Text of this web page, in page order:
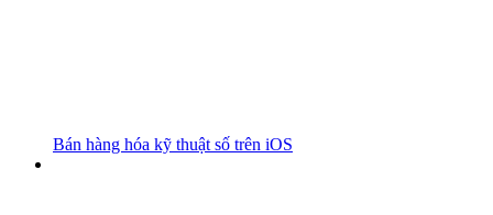
Bán hàng hóa kỹ thuật số trên iOS